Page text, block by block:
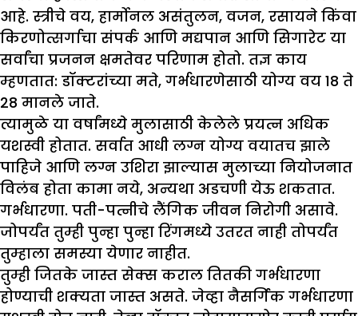
आहे. स्त्रीचे वय, हार्मोनल असंतुलन, वजन, रसायने किंवा
किरणोत्सर्गाचा संपर्क आणि मद्यपान आणि सिगारेट या
सर्वांचा प्रजनन क्षमतेवर परिणाम होतो. तज्ञ काय
म्हणतात: डॉक्टरांच्या मते, गर्भधारणेसाठी योग्य वय 18 ते
28 मानले जाते.
त्यामुळे या वर्षांमध्ये मुलासाठी केलेले प्रयत्न अधिक
यशस्वी होतात. सर्वात आधी लग्न योग्य वयातच झाले
पाहिजे आणि लग्न उशिरा झाल्यास मुलाच्या नियोजनात
विलंब होता कामा नये, अन्यथा अडचणी येऊ शकतात.
गर्भधारणा. पती-पत्नीचे लैंगिक जीवन निरोगी असावे.
जोपर्यंत तुम्ही पुन्हा पुन्हा रिंगमध्ये उतरत नाही तोपर्यंत
तुम्हाला समस्या येणार नाहीत.
तुम्ही जितके जास्त सेक्स कराल तितकी गर्भधारणा
होण्याची शक्यता जास्त असते. जेव्हा नैसर्गिक गर्भधारणा